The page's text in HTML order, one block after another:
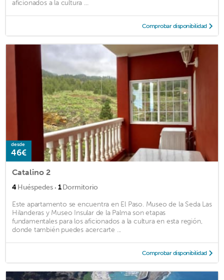
aficionados a la cultura ...
Comprobar disponibilidad
desde
46€
Catalino 2
4Huéspedes · 1Dormitorio
Este apartamento se encuentra en El Paso. Museo de la Seda Las
Hilanderas y Museo Insular de la Palma son etapas
fundamentales para los aficionados a la cultura en esta región,
donde también puedes acercarte ...
Comprobar disponibilidad